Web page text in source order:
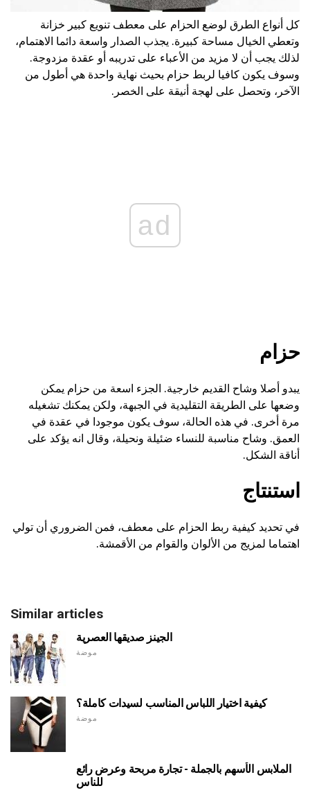
كل أنواع الطرق لوضع الحزام على معطف تنويع كبير خزانة
وتعطي الخيال مساحة كبيرة. يجذب الصدار واسعة دائما الاهتمام،
لذلك يجب أن لا مزيد من الأعباء على تدريبه أو عقدة مزدوجة.
وسوف يكون كافيا لربط حزام بحيث نهاية واحدة هي أطول من
الآخر، وتحصل على لهجة أنيقة على الخصر.
ad
حزام
يبدو أصلا وشاح القديم خارجية. الجزء اسعة من حزام يمكن
وضعها على الطريقة التقليدية في الجبهة، ولكن يمكنك تشغيله
مرة أخرى. في هذه الحالة، سوف يكون موجودا في عقدة في
العمق. وشاح مناسبة للنساء ضئيلة ونحيلة، وقال انه يؤكد على
أناقة الشكل.
استنتاج
في تحديد كيفية ربط الحزام على معطف، فمن الضروري أن تولي
اهتماما لمزيج من الألوان والقوام من الأقمشة.
Similar articles
الجينز صديقها العصرية
موضة
كيفية اختيار اللباس المناسب لسيدات كاملة؟
موضة
الملابس الأسهم بالجملة - تجارة مربحة وعرض رائع
للناس